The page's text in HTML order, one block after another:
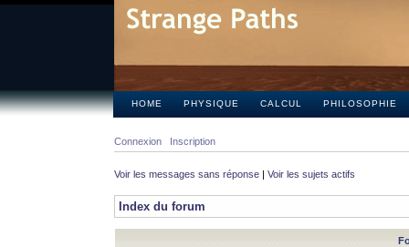
HOME PHYSIQUE CALCUL PHILOSOPHIE
Connexion Inscription
Voir les messages sans réponse | Voir les sujets actifs
Index du forum